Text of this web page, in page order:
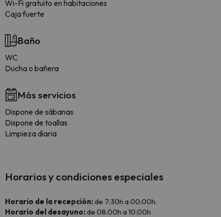
Wi-Fi gratuito en habitaciones
Caja fuerte
Baño
WC
Ducha o bañera
Más servicios
Dispone de sábanas
Dispone de toallas
Limpieza diaria
Horarios y condiciones especiales
Horario de la recepción:de 7:30h a 00:00h.
Horario del desayuno:de 08:00h a 10:00h